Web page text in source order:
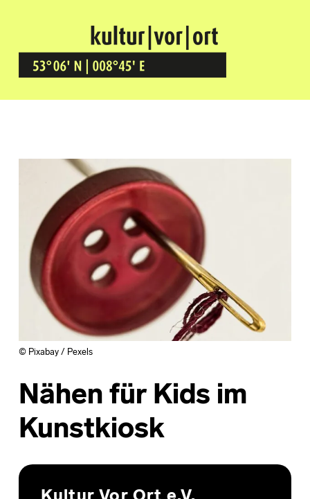
Kultur Vor Ort
BREMEN GRÖPELINGEN
© Pixabay / Pexels
Nähen für Kids im
Kunstkiosk
Skip back to main navigation